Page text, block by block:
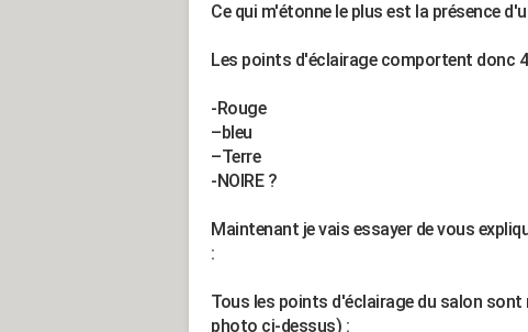
Ce qui m'étonne le plus est la présence
Les points d'éclairage comportent donc
-Rouge
–bleu
–Terre
-NOIRE ?
Maintenant je vais essayer de vous
:
Tous les points d'éclairage du salon
photo ci-dessus) :